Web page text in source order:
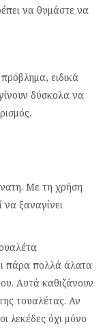
να θυμάστε να
ειδικά
δύσκολα να
Με τη χρήση
να ξαναγίνει
πάρα πολλά άλατα
Αυτά καθιζάνουν
τουαλέτας. Αν
λεκέδες όχι μόνο